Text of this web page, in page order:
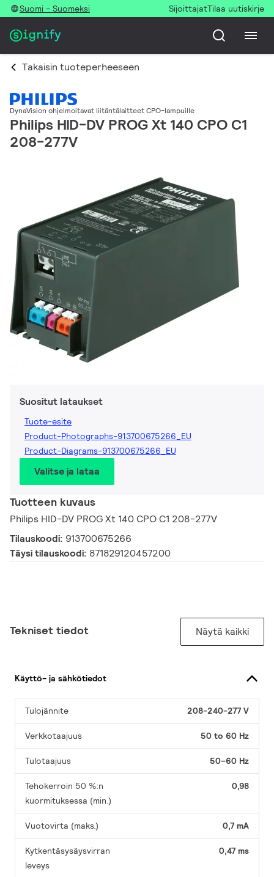
Suomi - Suomeksi SijoittajatTilaa uutiskirje
Takaisin tuoteperheeseen
DynaVision ohjelmoitavat liitäntälaitteet CPO-lampuille
Philips HID-DV PROG Xt 140 CPO C1
208-277V
Suositut lataukset
Tuote-esite
Product-Photographs-913700675266_EU
Product-Diagrams-913700675266_EU
Valitse ja lataa
Tuotteen kuvaus
Philips HID-DV PROG Xt 140 CPO C1 208-277V
Tilauskoodi: 913700675266
Täysi tilauskoodi: 871829120457200
Tekniset tiedot Näytä kaikki
Käyttö- ja sähkötiedot
Tulojännite 208-240-277 V
Verkkotaajuus 50 to 60 Hz
Tulotaajuus 50–60 Hz
Tehokerroin 50 %:n
kuormituksessa (min.)
0,98
Vuotovirta (maks.) 0,7 mA
Kytkentäsysäysvirran
leveys
0,47 ms